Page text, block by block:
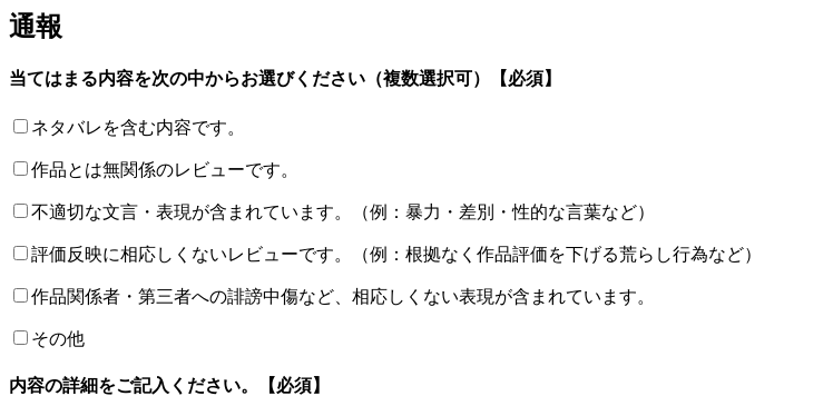
通報
当てはまる内容を次の中からお選びください（複数選択可） 【必須】
ネタバレを含む内容です。
作品とは無関係のレビューです。
不適切な文言・表現が含まれています。（例：暴力・差別・性的な言葉など）
評価反映に相応しくないレビューです。（例：根拠なく作品評価を下げる荒らし行為など）
作品関係者・第三者への誹謗中傷など、相応しくない表現が含まれています。
その他
内容の詳細をご記入ください。 【必須】